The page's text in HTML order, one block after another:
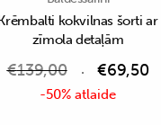
kokvilnas šorti ar
zīmola detaļām
€139,00 €69,50
-50% atlaide